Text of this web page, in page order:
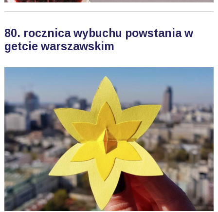
80. rocznica wybuchu powstania w
getcie warszawskim